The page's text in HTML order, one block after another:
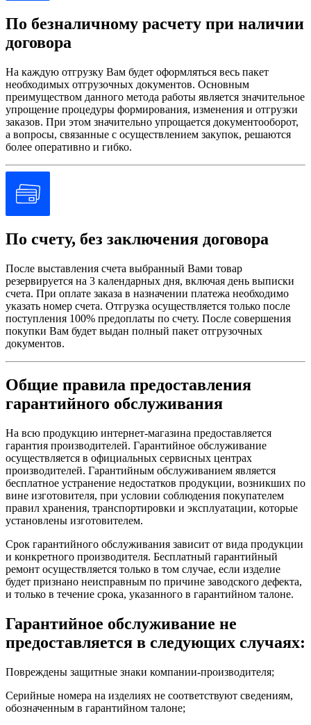
По безналичному расчету при наличии
договора
На каждую отгрузку Вам будет оформляться весь пакет
необходимых отгрузочных документов. Основным
преимуществом данного метода работы является значительное
упрощение процедуры формирования, изменения и отгрузки
заказов. При этом значительно упрощается документооборот,
а вопросы, связанные с осуществлением закупок, решаются
более оперативно и гибко.
По счету, без заключения договора
После выставления счета выбранный Вами товар
резервируется на 3 календарных дня, включая день выписки
счета. При оплате заказа в назначении платежа необходимо
указать номер счета. Отгрузка осуществляется только после
поступления 100% предоплаты по счету. После совершения
покупки Вам будет выдан полный пакет отгрузочных
документов.
Общие правила предоставления
гарантийного обслуживания
На всю продукцию интернет-магазина предоставляется
гарантия производителей. Гарантийное обслуживание
осуществляется в официальных сервисных центрах
производителей. Гарантийным обслуживанием является
бесплатное устранение недостатков продукции, возникших по
вине изготовителя, при условии соблюдения покупателем
правил хранения, транспортировки и эксплуатации, которые
установлены изготовителем.
Срок гарантийного обслуживания зависит от вида продукции
и конкретного производителя. Бесплатный гарантийный
ремонт осуществляется только в том случае, если изделие
будет признано неисправным по причине заводского дефекта,
и только в течение срока, указанного в гарантийном талоне.
Гарантийное обслуживание не
предоставляется в следующих случаях:
Повреждены защитные знаки компании-производителя;
Серийные номера на изделиях не соответствуют сведениям,
обозначенным в гарантийном талоне;